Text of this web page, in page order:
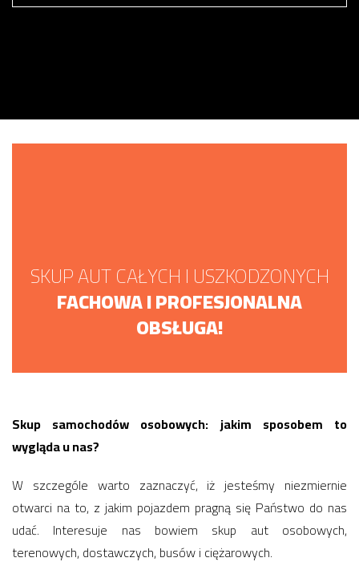
SKUP AUT CAŁYCH I USZKODZONYCH
FACHOWA I PROFESJONALNA
OBSŁUGA!
Skup samochodów osobowych: jakim sposobem to
wygląda u nas?
W szczególe warto zaznaczyć, iż jesteśmy niezmiernie
otwarci na to, z jakim pojazdem pragną się Państwo do nas
udać. Interesuje nas bowiem skup aut osobowych,
terenowych, dostawczych, busów i ciężarowych.